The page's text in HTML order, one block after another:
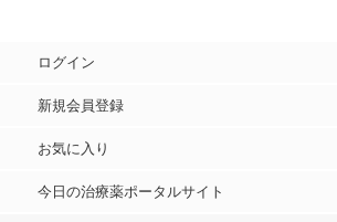
ログイン
新規会員登録
お気に入り
今日の治療薬ポータルサイト